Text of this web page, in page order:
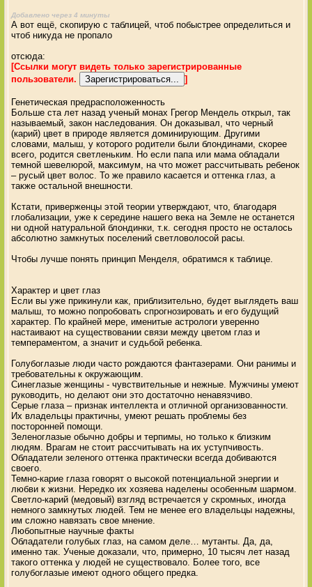
Добавлено через 4 минуты
А вот ещё, скопирую с таблицей, чтоб побыстрее определиться и
чтоб никуда не пропало
отсюда:
[Ссылки могут видеть только зарегистрированные
пользователи.
]
Генетическая предрасположенность
Больше ста лет назад ученый монах Грегор Мендель открыл, так
называемый, закон наследования. Он доказывал, что черный
(карий) цвет в природе является доминирующим. Другими
словами, малыш, у которого родители были блондинами, скорее
всего, родится светленьким. Но если папа или мама обладали
темной шевелюрой, максимум, на что может рассчитывать ребенок
– русый цвет волос. То же правило касается и оттенка глаз, а
также остальной внешности.
Кстати, приверженцы этой теории утверждают, что, благодаря
глобализации, уже к середине нашего века на Земле не останется
ни одной натуральной блондинки, т.к. сегодня просто не осталось
абсолютно замкнутых поселений светловолосой расы.
Чтобы лучше понять принцип Менделя, обратимся к таблице.
Характер и цвет глаз
Если вы уже прикинули как, приблизительно, будет выглядеть ваш
малыш, то можно попробовать спрогнозировать и его будущий
характер. По крайней мере, именитые астрологи уверенно
настаивают на существовании связи между цветом глаз и
темпераментом, а значит и судьбой ребенка.
Голубоглазые люди часто рождаются фантазерами. Они ранимы и
требовательны к окружающим.
Синеглазые женщины - чувствительные и нежные. Мужчины умеют
руководить, но делают они это достаточно ненавязчиво.
Серые глаза – признак интеллекта и отличной организованности.
Их владельцы практичны, умеют решать проблемы без
посторонней помощи.
Зеленоглазые обычно добры и терпимы, но только к близким
людям. Врагам не стоит рассчитывать на их уступчивость.
Обладатели зеленого оттенка практически всегда добиваются
своего.
Темно-карие глаза говорят о высокой потенциальной энергии и
любви к жизни. Нередко их хозяева наделены особенным шармом.
Светло-карий (медовый) взгляд встречается у скромных, иногда
немного замкнутых людей. Тем не менее его владельцы надежны,
им сложно навязать свое мнение.
Любопытные научные факты
Обладатели голубых глаз, на самом деле… мутанты. Да, да,
именно так. Ученые доказали, что, примерно, 10 тысяч лет назад
такого оттенка у людей не существовало. Более того, все
голубоглазые имеют одного общего предка.